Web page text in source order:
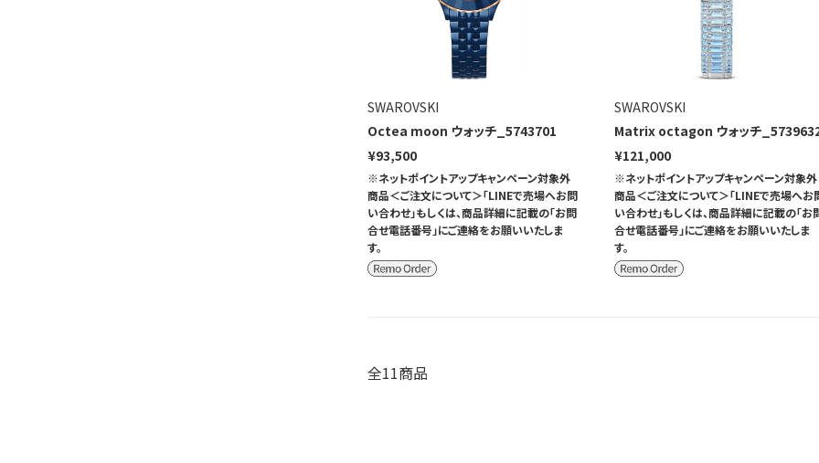
SWAROVSKI
Octea moon ウォッチ_5743701
¥93,500
※ネットポイントアップキャンペーン対象外
商品＜ご注文について＞「LINEで売場へお問
い合わせ」もしくは、商品詳細に記載の「お問
合せ電話番号」にご連絡をお願いいたしま
す。
SWAROVSKI
Matrix octagon ウォッチ
¥121,000
※ネットポイントアップキャンペーン対象外
商品＜ご注文について＞「LINEで売場へお
い合わせ」もしくは、商品詳細に記載の「お
合せ電話番号」にご連絡をお願いいたしま
す。
全11商品